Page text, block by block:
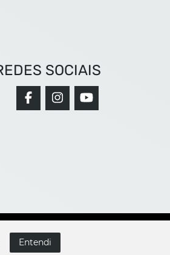
SOCIAIS
Entendi